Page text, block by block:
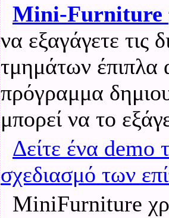
Mini-Furniture
να εξαγάγετε τις
τμημάτων
πρόγραμμα
μπορεί να το
Δείτε ένα demo
σχεδιασμό των
MiniFurniture